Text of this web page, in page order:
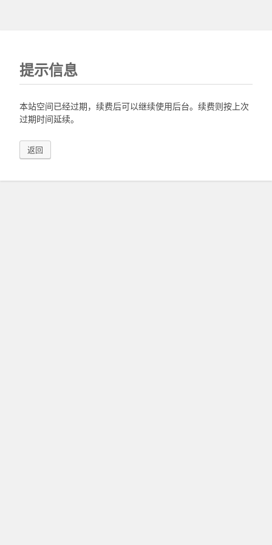
提示信息
本站空间已经过期，续费后可以继续使用后台。续费则按上次
过期时间延续。
返回